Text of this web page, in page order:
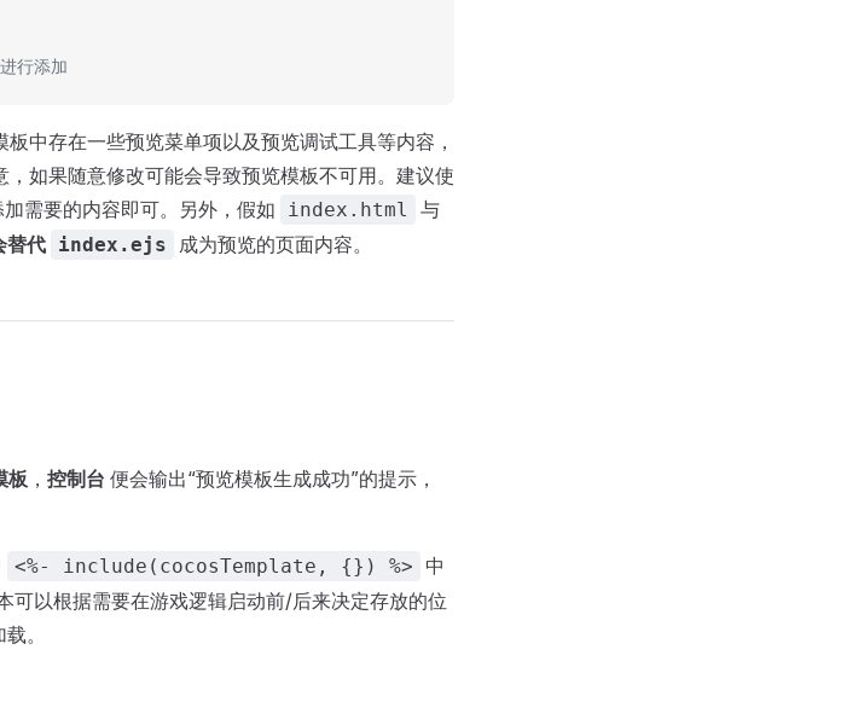
行添加
中存在一些预览菜单项以及预览调试工具等内容，
如果随意修改可能会导致预览模板不可用。建议使
需要的内容即可。另外，假如
index.html 与
替代 index.ejs 成为预览的页面内容。
板 ， 控制台 便会输出“预览模板生成成功”的提示，
<%- include(cocosTemplate, {}) %>
中
可以根据需要在游戏逻辑启动前/后来决定存放的位
。